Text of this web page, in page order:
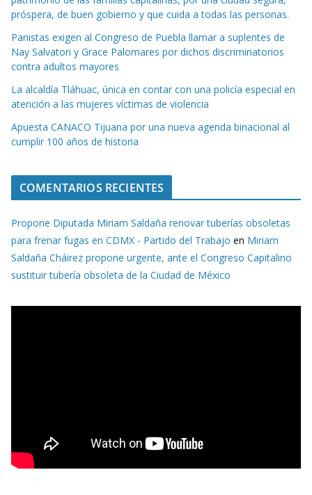
próspera, de buen gobierno y que cuida a todas las personas.
Panistas exigen al Congreso de Puebla llamar a suplentes de
Nay Salvatori y Grace Palomares por dichos discriminatorios
contra adultos mayores
La alcaldía Tláhuac, única en contar con una policía especial en
atención a las mujeres víctimas de violencia
Apuesta CANACO Tijuana por una nueva agenda binacional al
cumplir 100 años de historia
COMENTARIOS RECIENTES
Propone Diputada Miriam Saldaña renovar tuberías obsoletas
para frenar fugas en CDMX - Partido del Trabajo en Miriam
Saldaña Cháirez propone urgente, ante el Congreso Capitalino
sustituir tubería obsoleta de la Ciudad de México